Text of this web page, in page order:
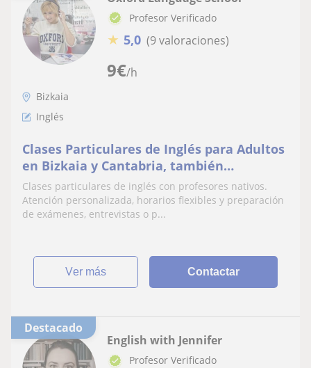
9€/h
Profesor Verificado
★ 5,0 (9 valoraciones)
Bizkaia
Inglés
Clases Particulares de Inglés para Adultos
en Bizkaia y Cantabria, también
ofrecemos clases online
Clases particulares de inglés con profesores nativos.
Atención personalizada, horarios flexibles y preparación
de exámenes, entrevistas o p...
ver más Contactar
Destacado
English with Jennifer
Profesor Verificado